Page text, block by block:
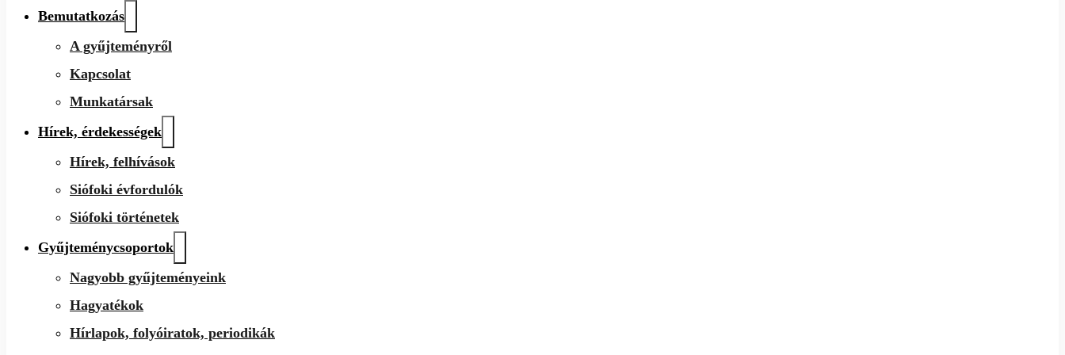
Bemutatkozás
A gyűjteményről
Kapcsolat
Munkatársak
Hírek, érdekességek
Hírek, felhívások
Siófoki évfordulók
Siófoki történetek
Gyűjteménycsoportok
Nagyobb gyűjteményeink
Hagyatékok
Hírlapok, folyóiratok, periodikák